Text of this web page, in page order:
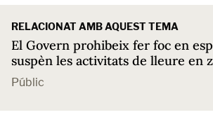
RELACIONAT AMB AQUEST TEMA
El Govern prohibeix fer foc en
suspèn les activitats de lleure en
Públic